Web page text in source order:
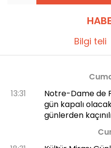
Bilgi teli
13:31
Notre-Dame de
gün kapalı
günlerden